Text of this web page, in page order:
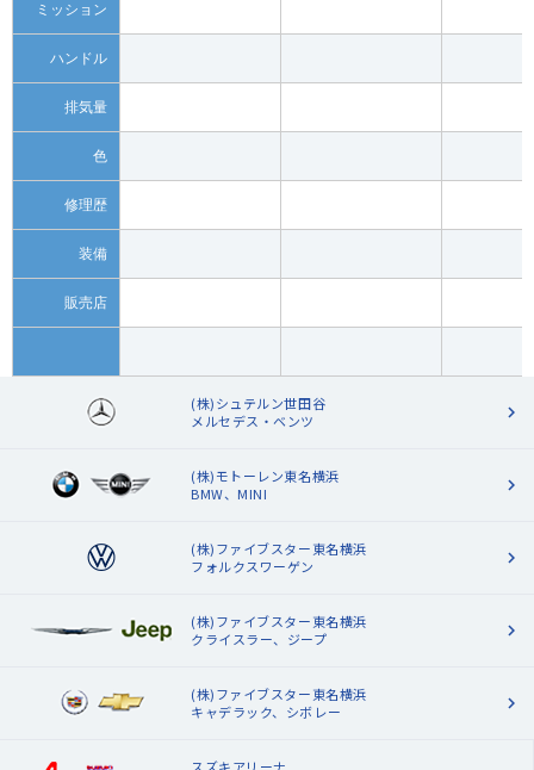
ミッション
ハンドル
排気量
色
修理歴
装備
販売店
(株)シュテルン世田谷
メルセデス・ベンツ
(株)モトーレン東名横浜
BMW、MINI
(株)ファイブスター東名横浜
フォルクスワーゲン
(株)ファイブスター東名横浜
クライスラー、ジープ
(株)ファイブスター東名横浜
キャデラック、シボレー